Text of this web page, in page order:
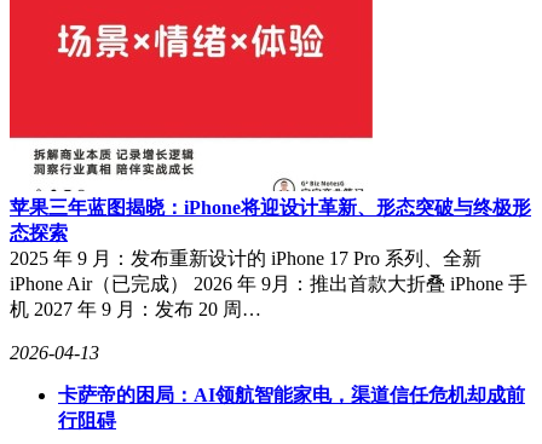
苹果三年蓝图揭晓：iPhone将迎设计革新、形态突破与终极形
态探索
2025 年 9 月：发布重新设计的 iPhone 17 Pro 系列、全新
iPhone Air（已完成） 2026 年 9月：推出首款大折叠 iPhone 手
机 2027 年 9 月：发布 20 周…
2026-04-13
卡萨帝的困局：AI领航智能家电，渠道信任危机却成前
行阻碍